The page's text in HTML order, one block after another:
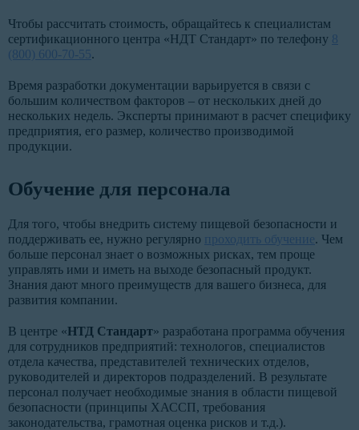
Чтобы рассчитать стоимость, обращайтесь к специалистам
сертификационного центра «НДТ Стандарт» по телефону 8
(800) 600-70-55.
Время разработки документации варьируется в связи с
большим количеством факторов – от нескольких дней до
нескольких недель. Эксперты принимают в расчет специфику
предприятия, его размер, количество производимой
продукции.
Обучение для персонала
Для того, чтобы внедрить систему пищевой безопасности и
поддерживать ее, нужно регулярно проходить обучение. Чем
больше персонал знает о возможных рисках, тем проще
управлять ими и иметь на выходе безопасный продукт.
Знания дают много преимуществ для вашего бизнеса, для
развития компании.
В центре «НТД Стандарт» разработана программа обучения
для сотрудников предприятий: технологов, специалистов
отдела качества, представителей технических отделов,
руководителей и директоров подразделений. В результате
персонал получает необходимые знания в области пищевой
безопасности (принципы ХАССП, требования
законодательства, грамотная оценка рисков и т.д.).